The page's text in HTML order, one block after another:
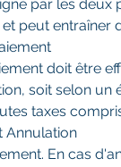
par les deux
peut entraîner
doit être
soit selon un
taxes
Annulation
En cas